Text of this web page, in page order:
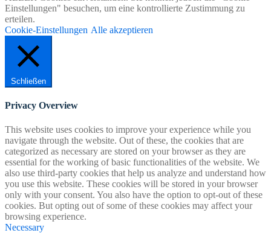
Einstellungen" besuchen, um eine kontrollierte Zustimmung zu
erteilen.
Cookie-Einstellungen Alle akzeptieren
Schließen
Privacy Overview
This website uses cookies to improve your experience while you
navigate through the website. Out of these, the cookies that are
categorized as necessary are stored on your browser as they are
essential for the working of basic functionalities of the website. We
also use third-party cookies that help us analyze and understand how
you use this website. These cookies will be stored in your browser
only with your consent. You also have the option to opt-out of these
cookies. But opting out of some of these cookies may affect your
browsing experience.
Necessary